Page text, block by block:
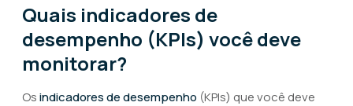
Quais indicadores de
desempenho (KPIs) você deve
monitorar?
Osindicadores de desempenho (KPIs) que você deve